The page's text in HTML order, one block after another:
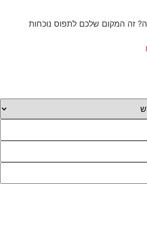
זה המקום שלכם לתפוס נוכחות